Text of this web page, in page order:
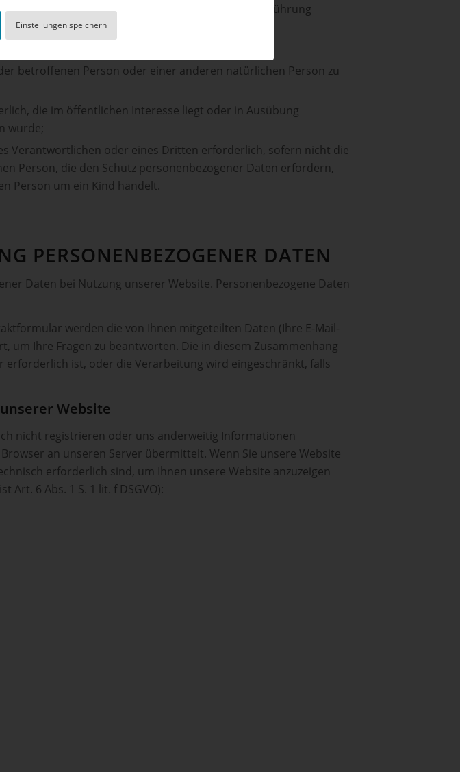
Einstellungen speichern
die betroffene Person ist, oder zur Durchführung
Person erfolgen;
der der Verantwortliche unterliegt;
betroffenen Person oder einer anderen natürlichen Person zu
die im öffentlichen Interesse liegt oder in Ausübung
wurde;
Verantwortlichen oder eines Dritten erforderlich, sofern nicht die
Person, die den Schutz personenbezogener Daten erfordern,
Person um ein Kind handelt.
PERSONEN­BEZOGENER DATEN
Daten bei Nutzung unserer Website. Personenbezogene Daten
werden die von Ihnen mitgeteilten Daten (Ihre E-Mail-
um Ihre Fragen zu beantworten. Die in diesem Zusammenhang
ist, oder die Verarbeitung wird eingeschränkt, falls
Website
nicht registrieren oder uns anderweitig Informationen
an unseren Server übermittelt. Wenn Sie unsere Website
erforderlich sind, um Ihnen unsere Website anzuzeigen
6 Abs. 1 S. 1 lit. f DSGVO):